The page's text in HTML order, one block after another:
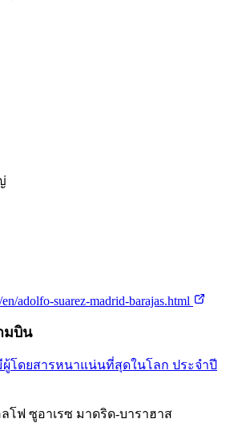
adolfo-suarez-madrid-barajas.html
มบิน
โดยสารหนาแน่นที่สุดในโลก ประจำปี
โฟ ซูอาเรซ มาดริด-บาราฮาส